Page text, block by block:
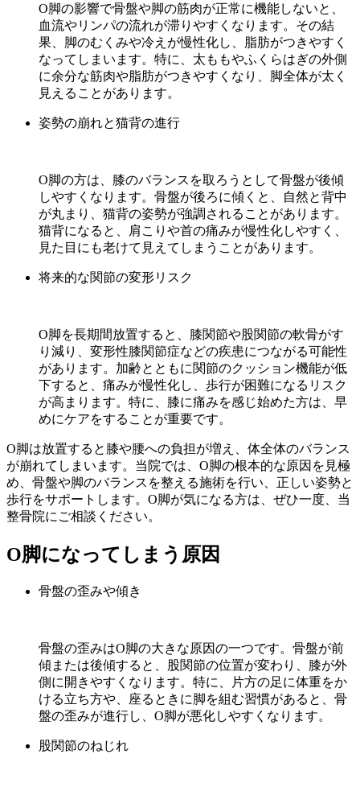
O脚の影響で骨盤や脚の筋肉が正常に機能しないと、
血流やリンパの流れが滞りやすくなります。その結
果、脚のむくみや冷えが慢性化し、脂肪がつきやすく
なってしまいます。特に、太ももやふくらはぎの外側
に余分な筋肉や脂肪がつきやすくなり、脚全体が太く
見えることがあります。
姿勢の崩れと猫背の進行
O脚の方は、膝のバランスを取ろうとして骨盤が後傾
しやすくなります。骨盤が後ろに傾くと、自然と背中
が丸まり、猫背の姿勢が強調されることがあります。
猫背になると、肩こりや首の痛みが慢性化しやすく、
見た目にも老けて見えてしまうことがあります。
将来的な関節の変形リスク
O脚を長期間放置すると、膝関節や股関節の軟骨がす
り減り、変形性膝関節症などの疾患につながる可能性
があります。加齢とともに関節のクッション機能が低
下すると、痛みが慢性化し、歩行が困難になるリスク
が高まります。特に、膝に痛みを感じ始めた方は、早
めにケアをすることが重要です。
O脚は放置すると膝や腰への負担が増え、体全体のバランス
が崩れてしまいます。当院では、O脚の根本的な原因を見極
め、骨盤や脚のバランスを整える施術を行い、正しい姿勢と
歩行をサポートします。O脚が気になる方は、ぜひ一度、当
整骨院にご相談ください。
O脚になってしまう原因
骨盤の歪みや傾き
骨盤の歪みはO脚の大きな原因の一つです。骨盤が前
傾または後傾すると、股関節の位置が変わり、膝が外
側に開きやすくなります。特に、片方の足に体重をか
ける立ち方や、座るときに脚を組む習慣があると、骨
盤の歪みが進行し、O脚が悪化しやすくなります。
股関節のねじれ